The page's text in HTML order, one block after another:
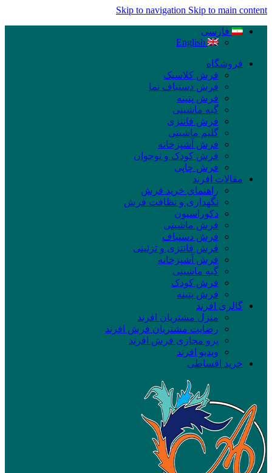
Skip to navigation Skip to main content
فارسی
English
فروشگاه
فرش کلاسیک
فرش دستباف نما
فرش پتینه
گبه ماشینی
فرش فانتزی
گلیم ماشینی
فرش آشپزخانه
فرش کودک و نوجوان
فرش چاپی
مقالات افرند
راهنمای خرید فرش
نگهداری و نظافت فرش
دکوراسیون
فرش ماشینی
فرش دستباف
فرش فانتزی و تزئینی
فرش آشپزخانه
گبه ماشینی
فرش کودک
فرش پتینه
گالری افرند
منزل مشتریان افرند
رضایت مشتریان فرش افرند
پرو مجازی فرش افرند
ویدیو افرند
خرید اقساطی